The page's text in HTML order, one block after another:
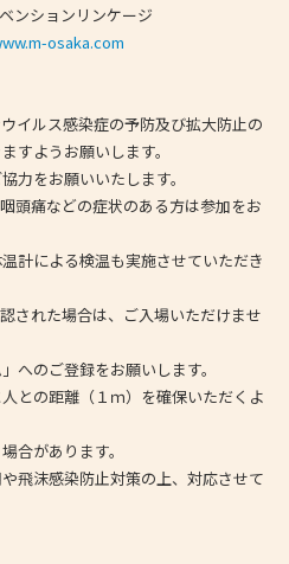
ンションリンケージ
osaka.com
イルス感染症の予防及び拡大防止の
すようお願いします。
力をお願いいたします。
頭痛などの症状のある方は参加をお
計による検温も実施させていただき
された場合は、ご入場いただけませ
へのご登録をお願いします。
との距離（１ｍ）を確保いただくよ
合があります。
飛沫感染防止対策の上、対応させて